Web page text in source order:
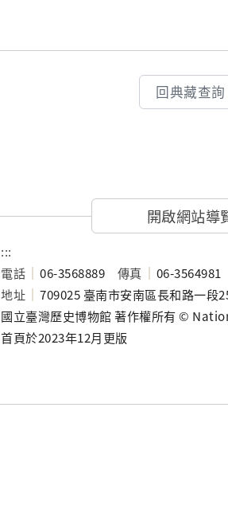
回典藏查詢
開啟網站導
:::
電話
06-3568889 傳真
06-3564981
地址
709025 臺南市安南區長和路一段
國立臺灣歷史博物館 著作權所有 ©
首頁於2023年12月更版